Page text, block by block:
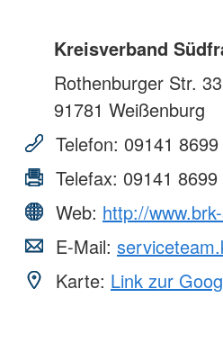
Kreisverband
Rothenburger Str. 33
91781 Weißenburg
Telefon: 09141 8699
Telefax: 09141 8699
Web: http://
E-Mail:
Karte: Link zur